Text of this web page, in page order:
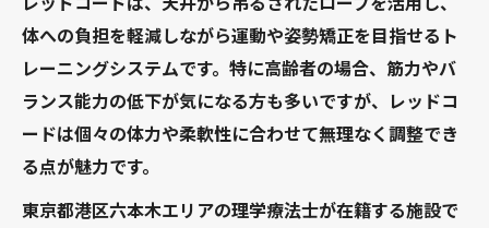
体への負担を軽減しながら運動や姿勢矯正を目指せるト
レーニングシステムです。特に高齢者の場合、筋力やバ
ランス能力の低下が気になる方も多いですが、レッドコ
ードは個々の体力や柔軟性に合わせて無理なく調整でき
る点が魅力です。
東京都港区六本木エリアの理学療法士が在籍する施設で